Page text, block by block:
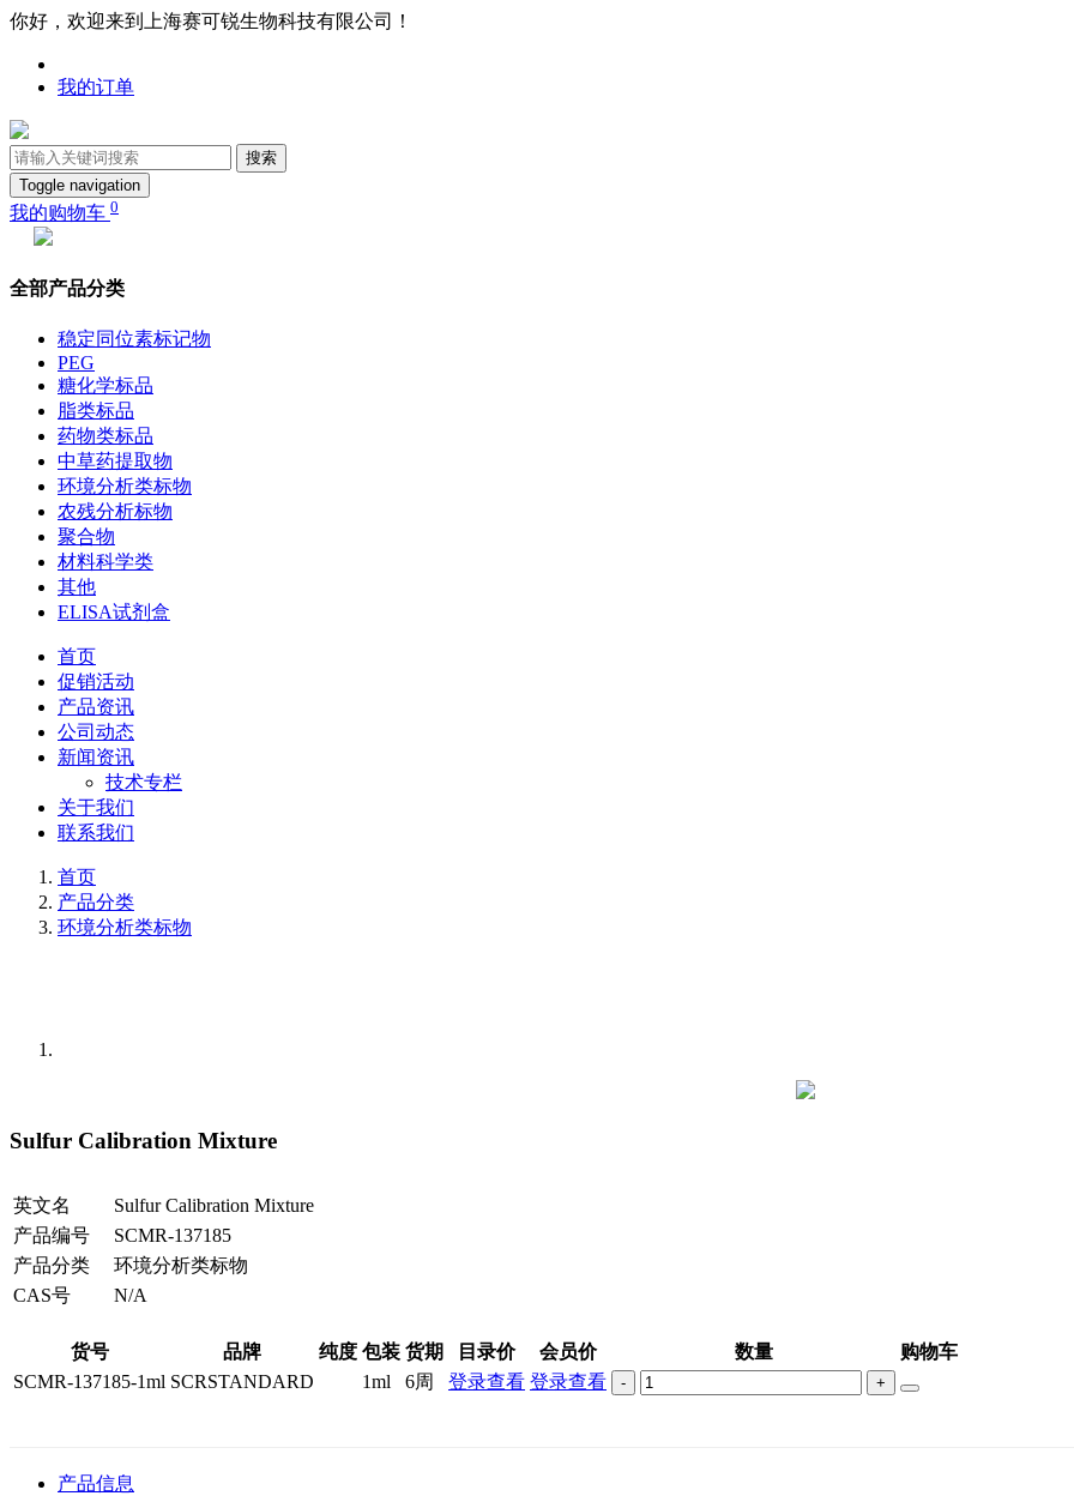
你好，欢迎来到上海赛可锐生物科技有限公司！
我的订单
搜索
Toggle navigation
我的购物车 0
全部产品分类
稳定同位素标记物
PEG
糖化学标品
脂类标品
药物类标品
中草药提取物
环境分析类标物
农残分析标物
聚合物
材料科学类
其他
ELISA试剂盒
首页
促销活动
产品资讯
公司动态
新闻资讯
技术专栏
关于我们
联系我们
首页
产品分类
环境分析类标物
Sulfur Calibration Mixture
英文名
Sulfur Calibration Mixture
产品编号
SCMR-137185
产品分类
环境分析类标物
CAS号
N/A
货号 品牌 纯度 包装 货期 目录价 会员价 数量
购物车
SCMR-137185-1ml SCRSTANDARD 1ml 6周 登录查看 登录查看 - +
产品信息